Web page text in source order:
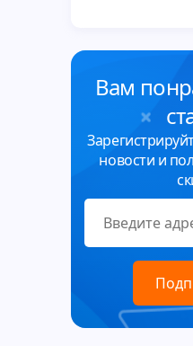
Вам
новости и